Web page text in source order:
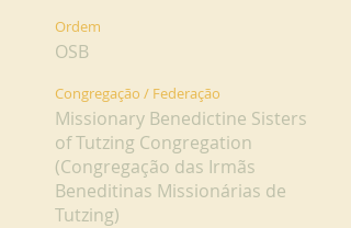
Ordem
OSB
Congregação / Federação
Missionary Benedictine Sisters
of Tutzing Congregation
(Congregação das Irmãs
Beneditinas Missionárias de
Tutzing)